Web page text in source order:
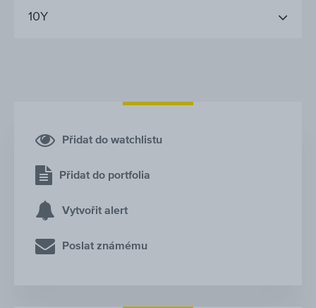
10Y
Přidat do watchlistu
Přidat do portfolia
Vytvořit alert
Poslat známému